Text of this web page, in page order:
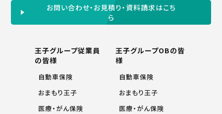
お問い合わせ・お見積り・資料請求はこち
ら
王子グループ従業員
の皆様
自動車保険
おまもり王子
医療・がん保険
王子グループOBの皆
様
自動車保険
おまもり王子
医療・がん保険